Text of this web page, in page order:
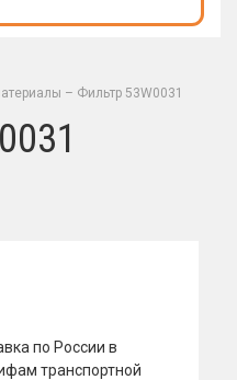
– Фильтр 53W0031
по России в
транспортной